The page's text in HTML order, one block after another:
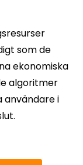
som de
ekonomiska
algoritmer
användare i